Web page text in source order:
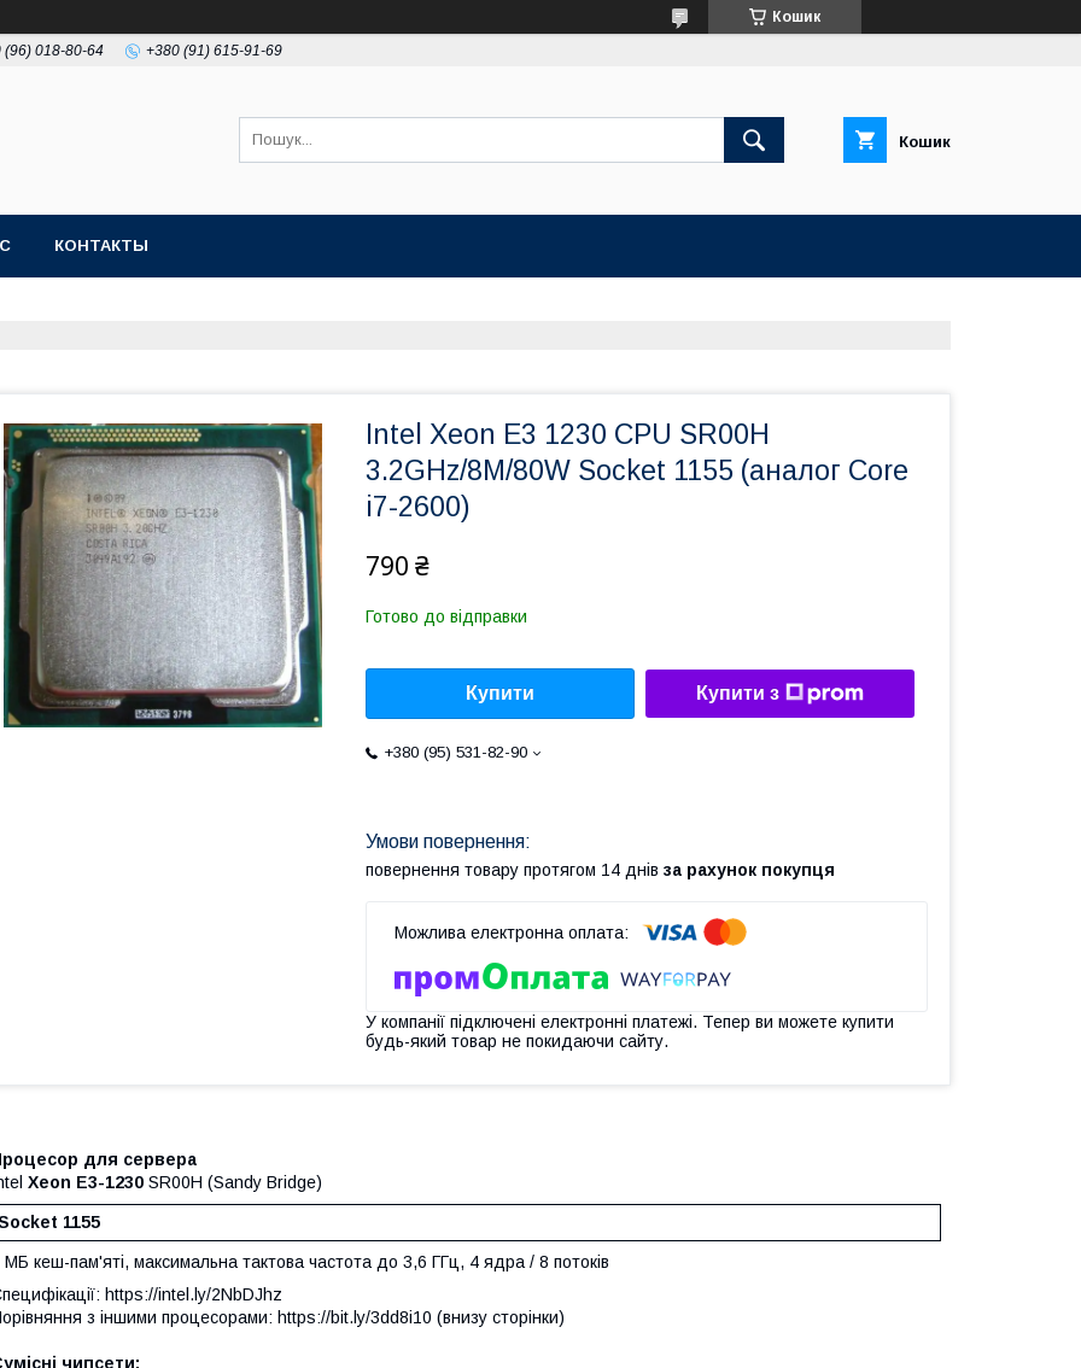
Кошик
(96) 018-80-64 +380 (91) 615-91-69
Кошик
КОНТАКТЫ
Intel Xeon E3 1230 CPU SR00H
3.2GHz/8M/80W Socket 1155 (аналог Core
i7-2600)
790 ₴
Готово до відправки
Купити Купити з
+380 (95) 531-82-90
повернення товару протягом 14 днів за рахунок покупця
У компанії підключені електронні платежі. Тепер ви можете купити
будь-який товар не покидаючи сайту.
для сервера
Xeon E3-1230 SR00H (Sandy Bridge)
1155
МБ кеш-пам'яті, максимальна тактова частота до 3,6 ГГц, 4 ядра / 8 потоків
https://intel.ly/2NbDJhz
з іншими процесорами: https://bit.ly/3dd8i10 (внизу сторінки)
чипсети: